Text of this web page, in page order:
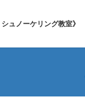
シュノーケリング教室》